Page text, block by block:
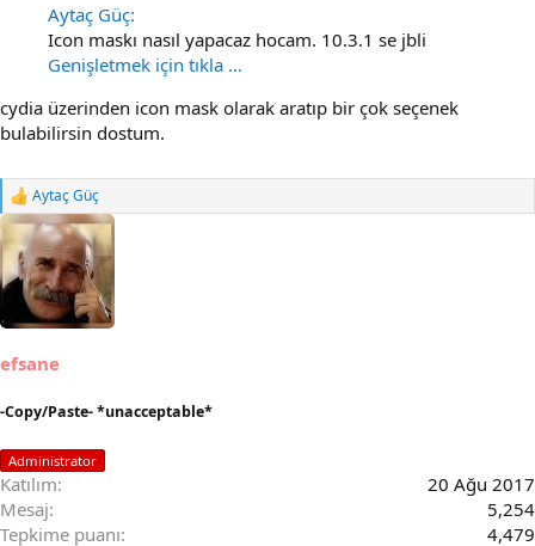
Aytaç Güç:
Icon maskı nasıl yapacaz hocam. 10.3.1 se jbli
Genişletmek için tıkla ...
cydia üzerinden icon mask olarak aratıp bir çok seçenek
bulabilirsin dostum.
R
e
t
s
:
Aytaç Güç
efsane
-Copy/Paste- *unacceptable*
Administrator
Katılım
20 Ağu 2017
Mesaj
5,254
Tepkime puanı
4,479